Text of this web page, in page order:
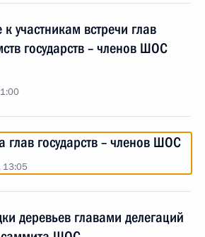
участникам встречи глав
государств – членов ШОС
глав государств – членов ШОС
13:05
деревьев главами делегаций